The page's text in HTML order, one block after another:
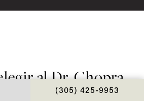
al Dr. Chopra
de
CALL CHOPRA
(305) 425-9953